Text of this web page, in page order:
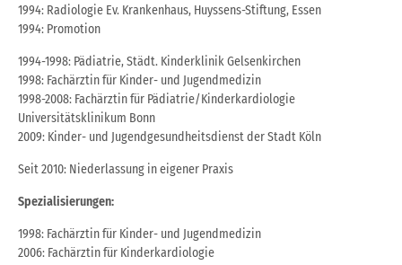
1994: Radiologie Ev. Krankenhaus, Huyssens-Stiftung, Essen
1994: Promotion
1994-1998: Pädiatrie, Städt. Kinderklinik Gelsenkirchen
1998: Fachärztin für Kinder- und Jugendmedizin
1998-2008: Fachärztin für Pädiatrie/Kinderkardiologie
Universitätsklinikum Bonn
2009: Kinder- und Jugendgesundheitsdienst der Stadt Köln
Seit 2010: Niederlassung in eigener Praxis
Spezialisierungen:
1998: Fachärztin für Kinder- und Jugendmedizin
2006: Fachärztin für Kinderkardiologie